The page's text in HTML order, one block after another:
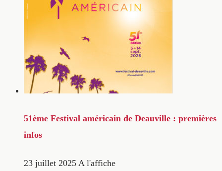
51ème Festival américain de Deauville : premières
infos
23 juillet 2025 A l'affiche